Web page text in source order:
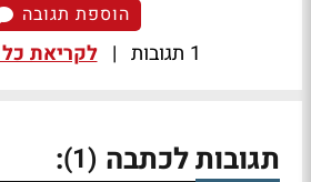
הוספת תגובה
1 תגובות | לקריאת
תגובות לכתבה (1)
: